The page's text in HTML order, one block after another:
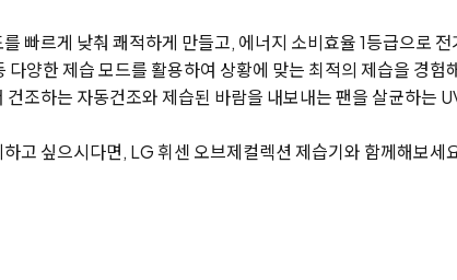
빠르게 낮춰 쾌적하게 만들고, 에너지 소비효율 1등급으로
다양한 제습 모드를 활용하여 상황에 맞는 최적의 제습을 경험
조하는 자동건조와 제습된 바람을 내보내는 팬을 살균하는
고 싶으시다면, LG 휘센 오브제컬렉션 제습기와 함께해보세